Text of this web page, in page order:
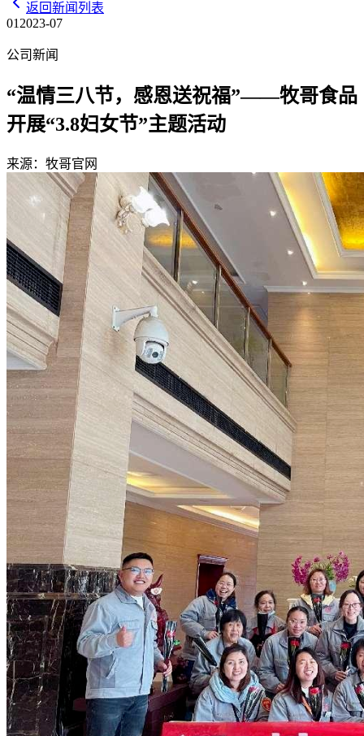
返回新闻列表
01 2023-07
公司新闻
“温情三八节，感恩送祝福”——牧哥食品
开展“3.8妇女节”主题活动
来源： 牧哥官网